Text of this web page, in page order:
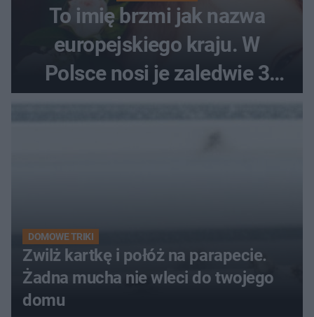
To imię brzmi jak nazwa
europejskiego kraju. W
Polsce nosi je zaledwie 3
kobiety
DOMOWE TRIKI
Zwilż kartkę i połóż na parapecie.
Żadna mucha nie wleci do twojego
domu